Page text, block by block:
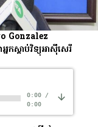
Gonzalez
នក​ស្ដាប់​វិទ្យុ​អាស៊ីសេរី
0:00/
0:00